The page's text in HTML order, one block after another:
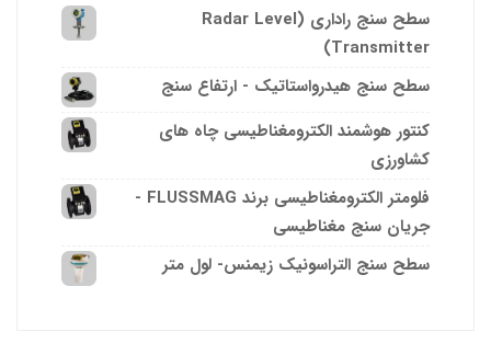
سطح سنج راداری (Radar Level
Transmitter)
سطح سنج هیدرواستاتیک - ارتفاع سنج
کنتور هوشمند الکترومغناطیسی چاه های
کشاورزی
فلومتر الکترومغناطیسی برند FLUSSMAG -
جریان سنج مغناطیسی
سطح سنج التراسونیک زیمنس- لول متر